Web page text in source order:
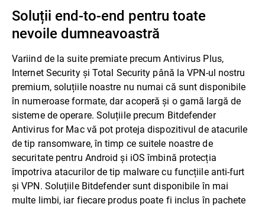
Soluții end-to-end pentru toate
nevoile dumneavoastră
Variind de la suite premiate precum Antivirus Plus,
Internet Security și Total Security până la VPN-ul nostru
premium, soluțiile noastre nu numai că sunt disponibile
în numeroase formate, dar acoperă și o gamă largă de
sisteme de operare. Soluțiile precum Bitdefender
Antivirus for Mac vă pot proteja dispozitivul de atacurile
de tip ransomware, în timp ce suitele noastre de
securitate pentru Android și iOS îmbină protecția
împotriva atacurilor de tip malware cu funcțiile anti-furt
și VPN. Soluțiile Bitdefender sunt disponibile în mai
multe limbi, iar fiecare produs poate fi inclus în pachete